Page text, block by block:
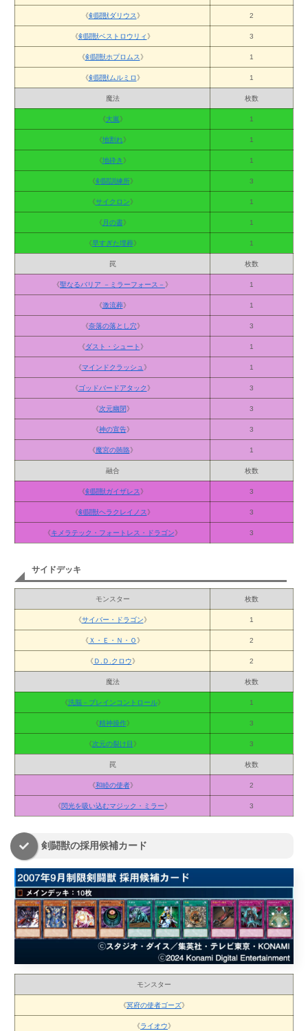
《剣闘獣ダリウス》 2
《剣闘獣ベストロウリィ》 3
《剣闘獣ホプロムス》 1
《剣闘獣ムルミロ》 1
魔法 枚数
《大嵐》 1
《地割れ 》 1
《地砕き 》 1
《剣闘訓練所》 3
《サイクロン》 1
《月の書》 1
《早すぎた埋葬》 1
罠 枚数
《聖なるバリア －ミラーフォース－ 》 1
《激流葬》 1
《奈落の落とし穴》 3
《ダスト・シュート》 1
《マインドクラッシュ 》 1
《ゴッドバードアタック》 3
《次元幽閉》 3
《神の宣告》 3
《魔宮の賄賂》 1
融合 枚数
《剣闘獣ガイザレス》 3
《剣闘獣ヘラクレイノス》 3
《キメラテック・フォートレス・ドラゴン》 3
サイドデッキ
モンスター 枚数
《サイバー・ドラゴン》 1
《Ｘ・Ｅ・Ｎ・Ｏ》 2
《Ｄ.Ｄ.クロウ》 2
魔法 枚数
《洗脳－ブレインコントロール》 1
《精神操作》 3
《次元の裂け目 》 3
罠 枚数
《和睦の使者》 2
《閃光を吸い込むマジック・ミラー》 3
剣闘獣の採用候補カード
モンスター
《冥府の使者ゴーズ》
《ライオウ》